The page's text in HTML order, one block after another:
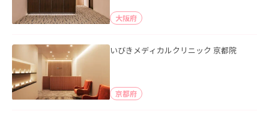
大阪府
いびきメディカルクリニック 京都院
京都府